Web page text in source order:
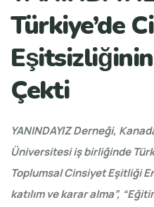
Türkiye’de
Çekti
YANINDAYIZ Derneği,
Üniversitesi iş birliğinde
Toplumsal Cinsiyet Eşitliği
katılım ve karar alma”,